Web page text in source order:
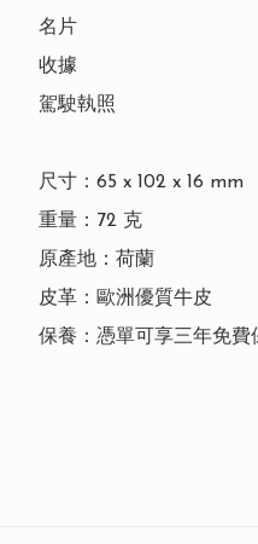
名片
收據
駕駛執照
尺寸：65 x 102 x 16 mm
重量：72 克
原產地：荷蘭
皮革：歐洲優質牛皮
保養：憑單可享三年免費